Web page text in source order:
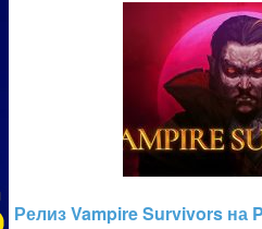
Релиз Vampire Survivors на